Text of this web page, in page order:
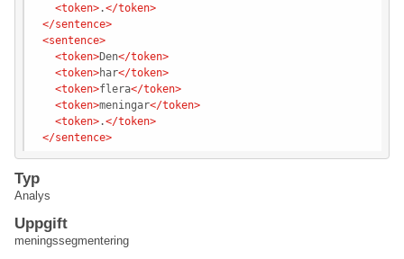
<token>.</token>
</sentence>
<sentence>
<token>Den</token>
<token>har</token>
<token>flera</token>
<token>meningar</token>
<token>.</token>
</sentence>
Typ
Analys
Uppgift
meningssegmentering